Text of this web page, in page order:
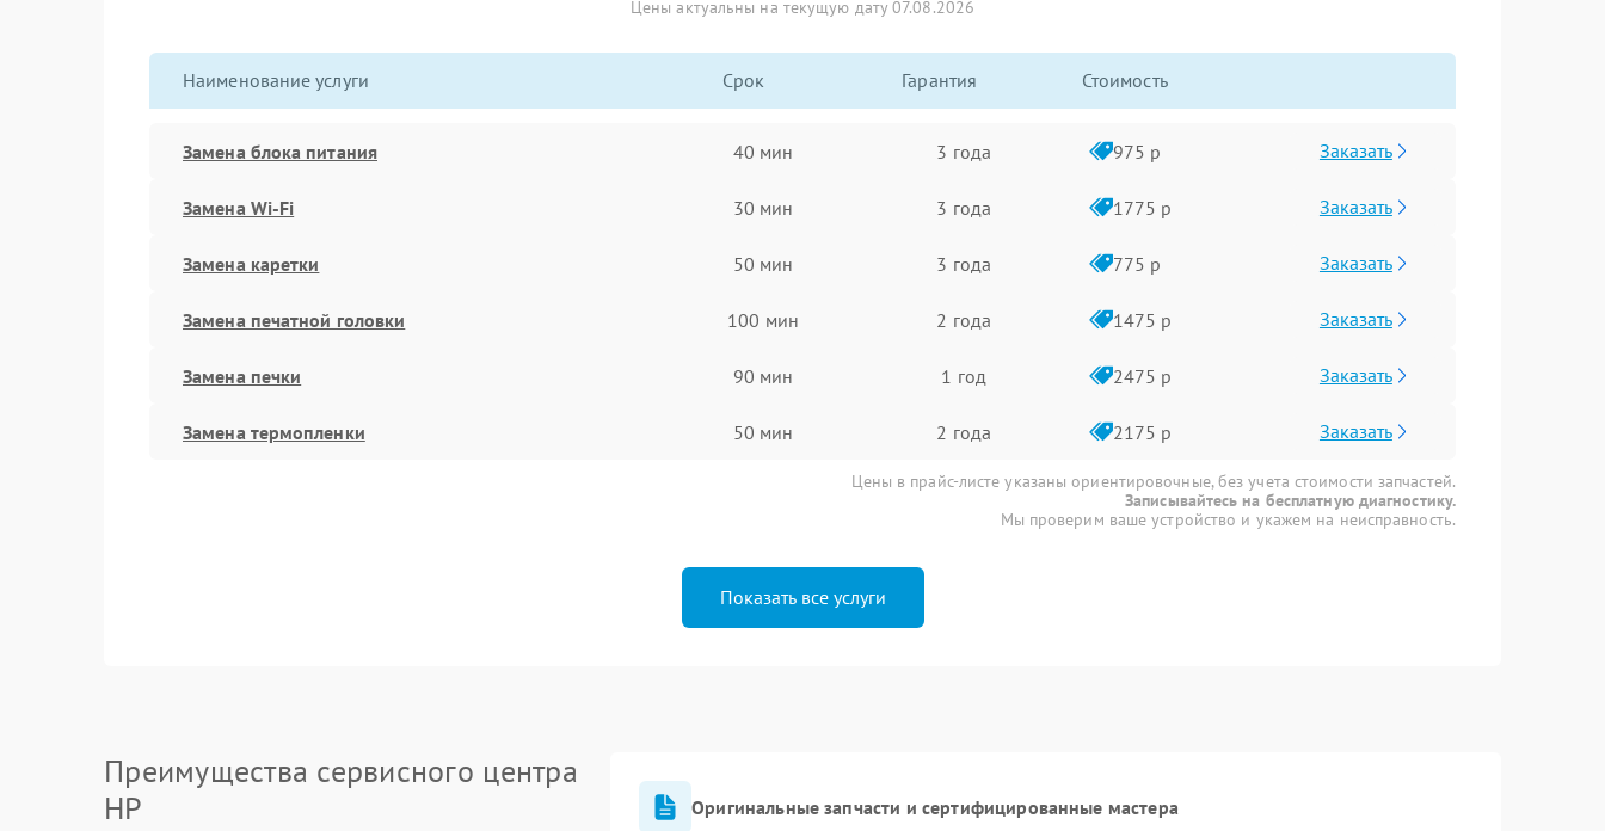
Цены актуальны на текущую дату 07.08.2026
Наименование услуги Срок Гарантия Стоимость
Замена блока питания 40 мин 3 года 975 р Заказать
Замена Wi-Fi 30 мин 3 года 1775 р Заказать
Замена каретки 50 мин 3 года 775 р Заказать
Замена печатной головки 100 мин 2 года 1475 р Заказать
Замена печки 90 мин 1 год 2475 р Заказать
Замена термопленки 50 мин 2 года 2175 р Заказать
Цены в прайс-листе указаны ориентировочные, без учета стоимости запчастей.
Записывайтесь на бесплатную диагностику.
Мы проверим ваше устройство и укажем на неисправность.
Показать все услуги
Преимущества сервисного центра
HP
Оригинальные запчасти и сертифицированные мастера